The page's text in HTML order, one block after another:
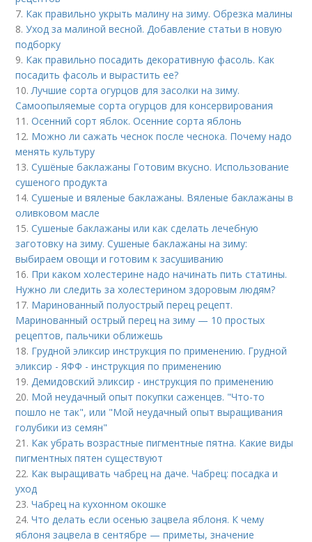
7. Как правильно укрыть малину на зиму. Обрезка малины
8.Уход за малиной весной. Добавление статьи в новую
подборку
9. Как правильно посадить декоративную фасоль. Как
посадить фасоль и вырастить ее?
10.Лучшие сорта огурцов для засолки на зиму.
Самоопыляемые сорта огурцов для консервирования
11.Осенний сорт яблок. Осенние сорта яблонь
12. Можно ли сажать чеснок после чеснока. Почему надо
менять культуру
13.Сушёные баклажаны Готовим вкусно. Использование
сушеного продукта
14.Сушеные и вяленые баклажаны. Вяленые баклажаны в
оливковом масле
15.Сушеные баклажаны или как сделать лечебную
заготовку на зиму. Сушеные баклажаны на зиму:
выбираем овощи и готовим к засушиванию
16. При каком холестерине надо начинать пить статины.
Нужно ли следить за холестерином здоровым людям?
17. Маринованный полуострый перец рецепт.
Маринованный острый перец на зиму — 10 простых
рецептов, пальчики оближешь
18. Грудной эликсир инструкция по применению. Грудной
эликсир - ЯФФ - инструкция по применению
19.Демидовский эликсир - инструкция по применению
20. Мой неудачный опыт покупки саженцев. "Что-то
пошло не так", или "Мой неудачный опыт выращивания
голубики из семян"
21. Как убрать возрастные пигментные пятна. Какие виды
пигментных пятен существуют
22. Как выращивать чабрец на даче. Чабрец: посадка и
уход
23.Чабрец на кухонном окошке
24.Что делать если осенью зацвела яблоня. К чему
яблоня зацвела в сентябре — приметы, значение